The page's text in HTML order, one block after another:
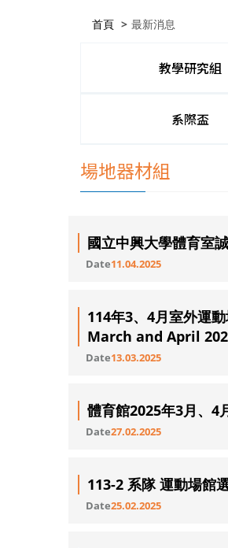
首頁 最新消息
教學研究組
系際盃
場地器材組
國立中興大學體育室
Date11.04.2025
114年3、4月室外
March and April
Date13.03.2025
體育館2025年3月、
Date27.02.2025
113-2 系隊 運動場館
Date25.02.2025